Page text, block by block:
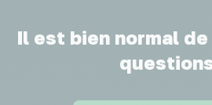
Il est bien normal